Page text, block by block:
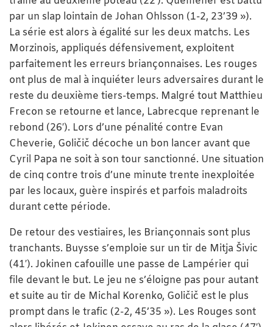
par un slap lointain de Johan Ohlsson (1-2, 23’39 »).
La série est alors à égalité sur les deux matchs. Les
Morzinois, appliqués défensivement, exploitent
parfaitement les erreurs briançonnaises. Les rouges
ont plus de mal à inquiéter leurs adversaires durant le
reste du deuxième tiers-temps. Malgré tout Matthieu
Frecon se retourne et lance, Labrecque reprenant le
rebond (26′). Lors d’une pénalité contre Evan
Cheverie, Goličič décoche un bon lancer avant que
Cyril Papa ne soit à son tour sanctionné. Une situation
de cinq contre trois d’une minute trente inexploitée
par les locaux, guère inspirés et parfois maladroits
durant cette période.
De retour des vestiaires, les Briançonnais sont plus
tranchants. Buysse s’emploie sur un tir de Mitja Šivic
(41′). Jokinen cafouille une passe de Lampérier qui
file devant le but. Le jeu ne s’éloigne pas pour autant
et suite au tir de Michal Korenko, Goličič est le plus
prompt dans le trafic (2-2, 45’35 »). Les Rouges sont